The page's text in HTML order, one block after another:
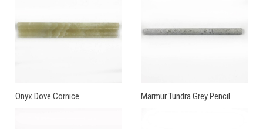
Onyx Dove Cornice Marmur Tundra Grey Pencil